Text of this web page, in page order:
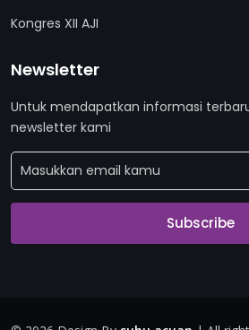
Kongres XII AJI
Newsletter
Untuk mendapatkan informasi
newsletter kami
Subscribe